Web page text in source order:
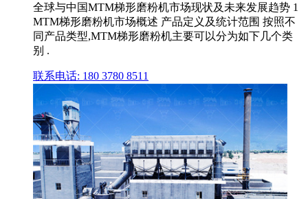
全球与中国MTM梯形磨粉机市场现状及未来发展趋势 1
MTM梯形磨粉机市场概述 产品定义及统计范围 按照不
同产品类型,MTM梯形磨粉机主要可以分为如下几个类
别 .
联系电话: 180 3780 8511